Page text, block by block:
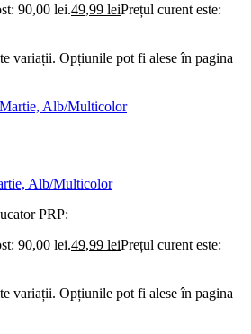
90,00 lei.49,99 leiPrețul curent este:
variații. Opțiunile pot fi alese în pagina
Alb/Multicolor
PRP:
90,00 lei.49,99 leiPrețul curent este:
variații. Opțiunile pot fi alese în pagina